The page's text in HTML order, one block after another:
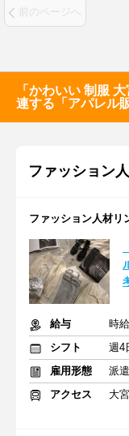
前のページへ
「かわいい 制服
連する「アパレル
ファッション
ファッション人材リ
給与
時
シフト
週4
雇用形態
派
アクセス
大